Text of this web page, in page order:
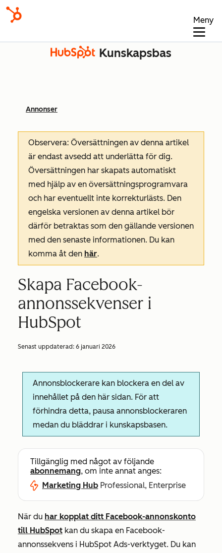
Meny
Kunskapsbas
Annonser
Observera: Översättningen av denna artikel
är endast avsedd att underlätta för dig.
Översättningen har skapats automatiskt
med hjälp av en översättningsprogramvara
och har eventuellt inte korrekturlästs. Den
engelska versionen av denna artikel bör
därför betraktas som den gällande versionen
med den senaste informationen. Du kan
komma åt den här.
Skapa Facebook-
annonssekvenser i
HubSpot
Senast uppdaterad: 6 januari 2026
Annonsblockerare kan blockera en del av
innehållet på den här sidan. För att
förhindra detta, pausa annonsblockeraren
medan du bläddrar i kunskapsbasen.
Tillgänglig med något av följande
abonnemang, om inte annat anges:
Marketing Hub Professional, Enterprise
När du har kopplat ditt Facebook-annonskonto
till HubSpot kan du skapa en Facebook-
annonssekvens i HubSpot Ads-verktyget. Du kan